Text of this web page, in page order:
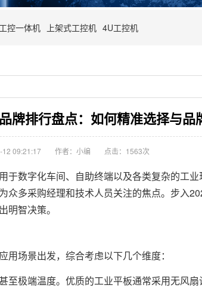
工控一体机 上架式工控机 4U工控机
牌排行盘点：如何精准选择与品
12 09:21:17 作者：小编 点击： 1563次
数字化车间、自助终端以及各类复杂的工业
众多采购经理和技术人员关注的焦点。步入
明智决策。
场景出发，综合考虑以下几个维度：
至极端温度。优质的工业平板通常采用无风扇